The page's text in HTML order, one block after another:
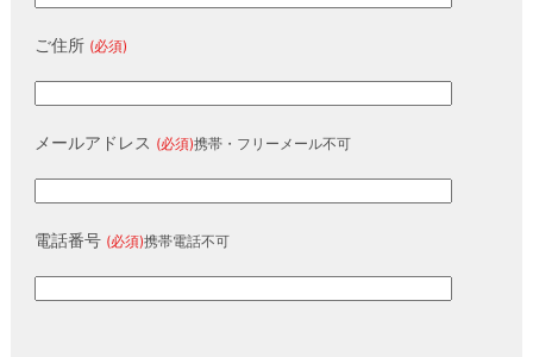
ご住所 (必須)
メールアドレス (必須)携帯・フリーメール不可
電話番号 (必須)携帯電話不可